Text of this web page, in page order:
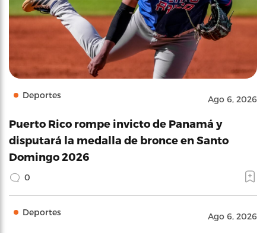
Deportes Ago 6, 2026
Puerto Rico rompe invicto de Panamá y
disputará la medalla de bronce en Santo
Domingo 2026
0
Deportes Ago 6, 2026